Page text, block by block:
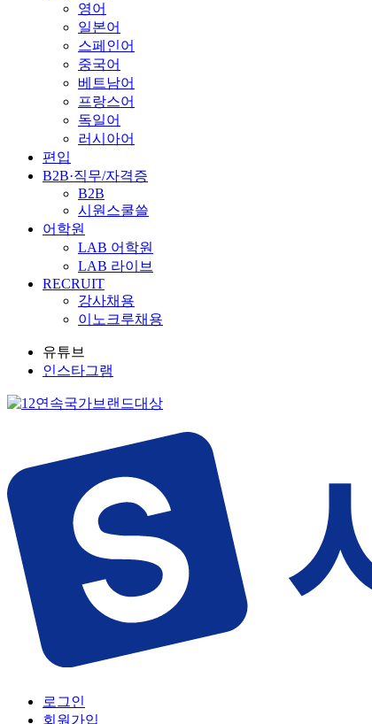
영어
일본어
스페인어
중국어
베트남어
프랑스어
독일어
러시아어
편입
B2B·직무/자격증
B2B
시원스쿨쓸
어학원
LAB 어학원
LAB 라이브
RECRUIT
강사채용
이노크루채용
유튜브
인스타그램
로그인
회원가입